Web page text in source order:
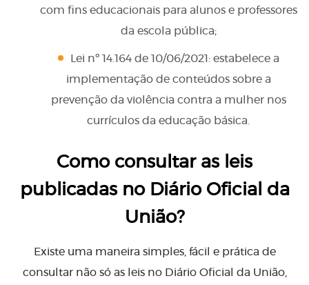
com fins educacionais para alunos e professores
da escola pública;
Lei nº 14.164 de 10/06/2021: estabelece a
implementação de conteúdos sobre a
prevenção da violência contra a mulher nos
currículos da educação básica.
Como consultar as leis
publicadas no Diário Oficial da
União?
Existe uma maneira simples, fácil e prática de
consultar não só as leis no Diário Oficial da União,